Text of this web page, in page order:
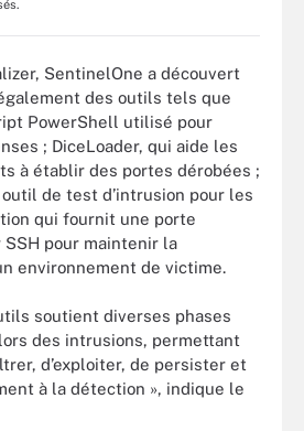
SentinelOne a découvert
des outils tels que
PowerShell utilisé pour
; DiceLoader, qui aide les
à établir des portes dérobées ;
de test d’intrusion pour les
qui fournit une porte
pour maintenir la
environnement de victime.
soutient diverses phases
des intrusions, permettant
d’exploiter, de persister et
à la détection », indique le